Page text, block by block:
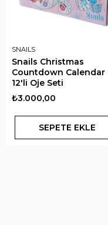
SNAILS
Snails Christmas
Countdown Calendar
12'li Oje Seti
₺3.000,00
SEPETE EKLE